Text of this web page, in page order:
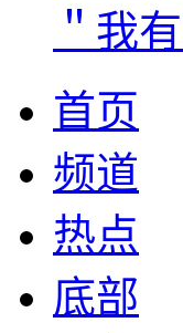
＂我
首页
频道
热点
底部